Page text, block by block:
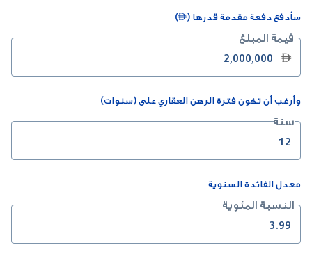
سأدفع دفعة مقدمة قدرها ()
قيمة المبلغ

وأرغب أن تكون فترة الرهن العقاري على (سنوات)
سنة
معدل الفائدة السنوية
النسبة المئوية